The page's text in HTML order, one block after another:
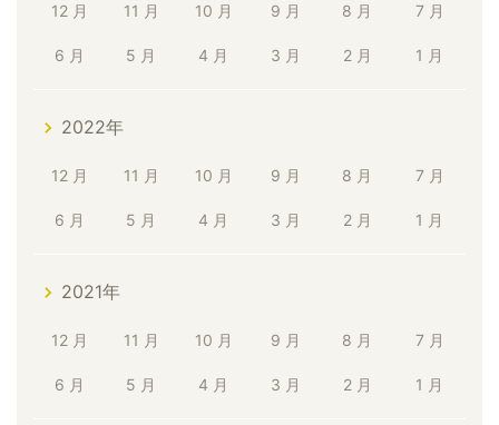
12 月 11 月 10 月 9 月 8 月 7 月
6 月 5 月 4 月 3 月 2 月 1 月
2022年
12 月 11 月 10 月 9 月 8 月 7 月
6 月 5 月 4 月 3 月 2 月 1 月
2021年
12 月 11 月 10 月 9 月 8 月 7 月
6 月 5 月 4 月 3 月 2 月 1 月